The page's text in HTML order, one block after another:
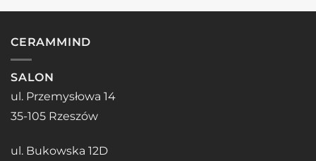
CERAMMIND
SALON
ul. Przemysłowa 14
35-105 Rzeszów
ul. Bukowska 12D